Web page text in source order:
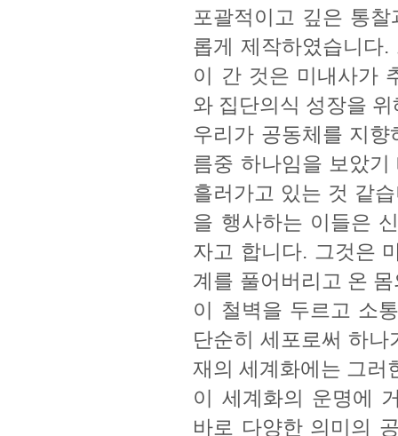
포괄적이고 깊은 통
롭게 제작하였습니다
이 간 것은 미내사가
와 집단의식 성장을
우리가 공동체를 지
름중 하나임을 보았
흘러가고 있는 것 같
을 행사하는 이들은
자고 합니다. 그것은
계를 풀어버리고 온
이 철벽을 두르고 소
단순히 세포로써 하
재의 세계화에는 그러
이 세계화의 운명에
바로 다양한 의미의